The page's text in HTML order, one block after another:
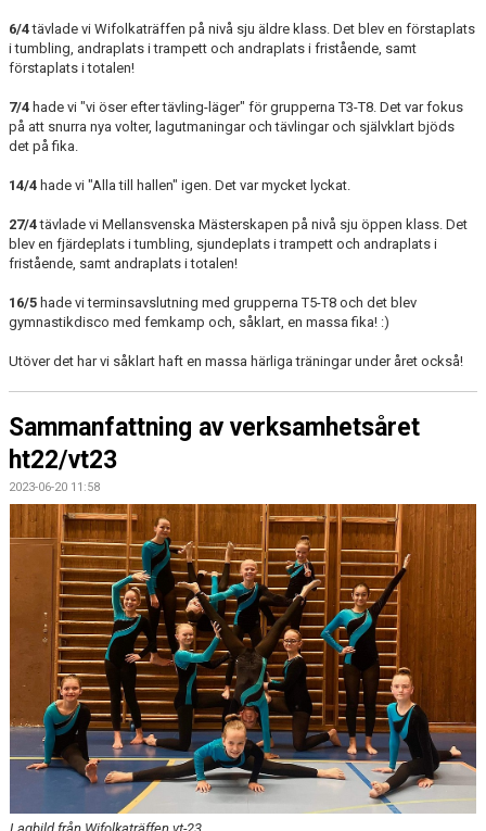
6/4tävlade vi Wifolkaträffen på nivå sju äldre klass. Det blev en förstaplats
i tumbling, andraplats i trampett och andraplats i fristående, samt
förstaplats i totalen!
7/4 hade vi "vi öser efter tävling-läger" för grupperna T3-T8. Det var fokus
på att snurra nya volter, lagutmaningar och tävlingar och självklart bjöds
det på fika.
14/4 hade vi "Alla till hallen" igen. Det var mycket lyckat.
27/4tävlade vi Mellansvenska Mästerskapen på nivå sju öppen klass. Det
blev en fjärdeplats i tumbling, sjundeplats i trampett och andraplats i
fristående, samt andraplats i totalen!
16/5 hade vi terminsavslutning med grupperna T5-T8 och det blev
gymnastikdisco med femkamp och, såklart, en massa fika! :)
Utöver det har vi såklart haft en massa härliga träningar under året också!
Sammanfattning av verksamhetsåret
ht22/vt23
2023-06-20 11:58